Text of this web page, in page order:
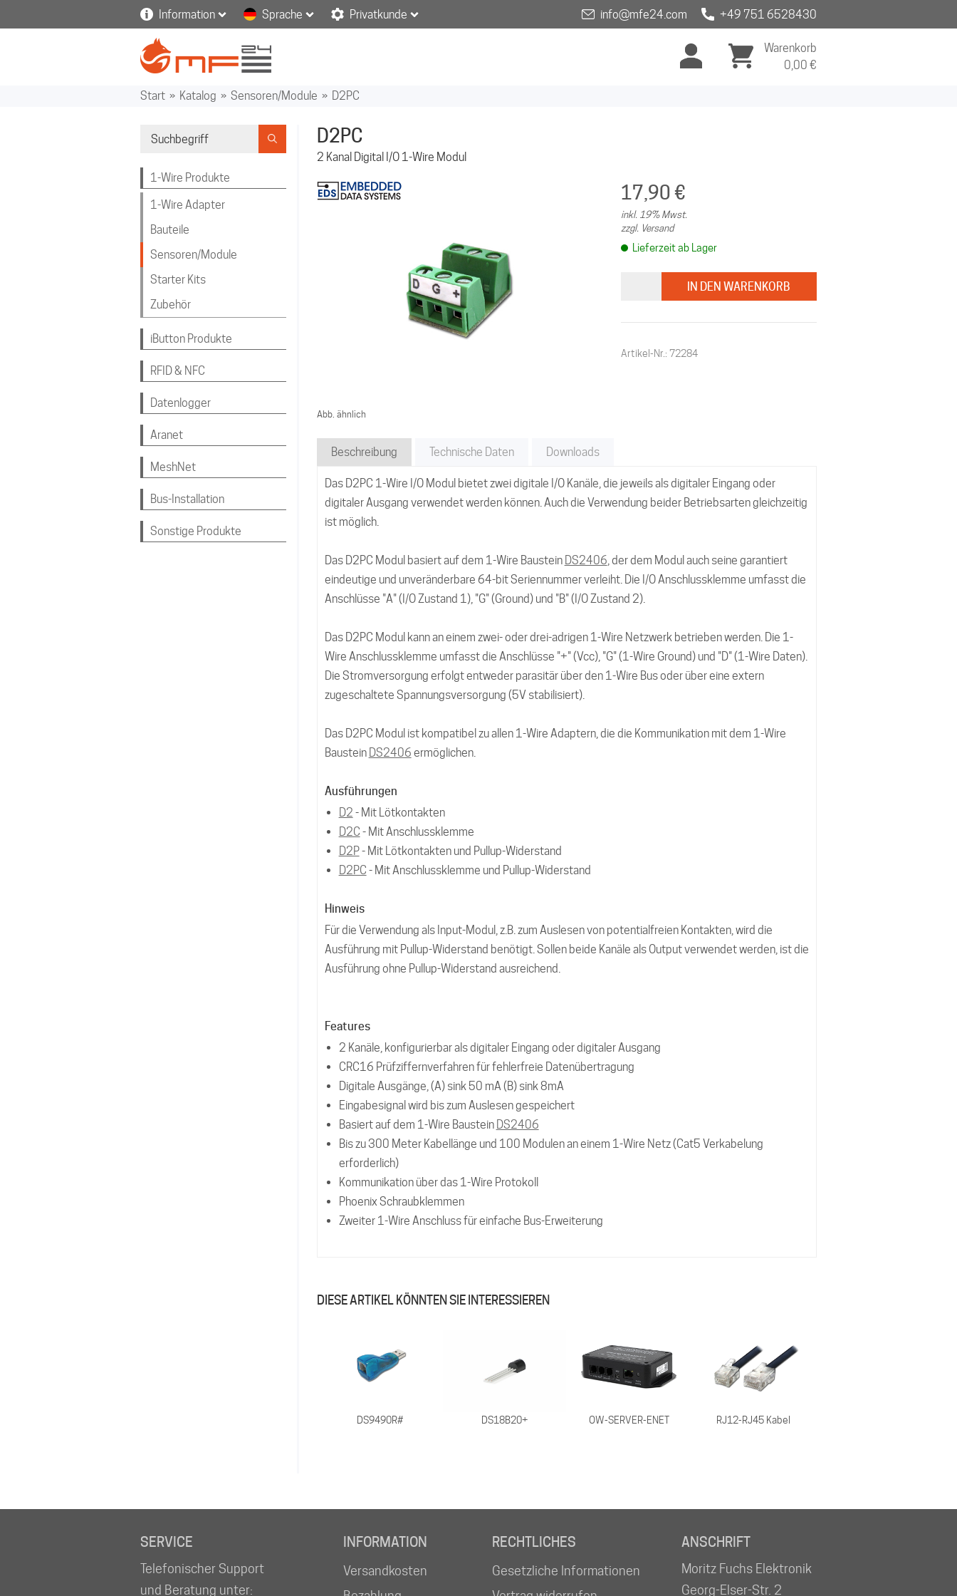
Information Sprache Privatkunde info@mfe24.com +49 751 6528430
Warenkorb
0,00 €
Start » Katalog » Sensoren/Module » D2PC
1-Wire Produkte
1-Wire Adapter
Bauteile
Sensoren/Module
Starter Kits
Zubehör
iButton Produkte
RFID & NFC
Datenlogger
Aranet
MeshNet
Bus-Installation
Sonstige Produkte
D2PC
2 Kanal Digital I/O 1-Wire Modul
Abb. ähnlich
IN DEN WARENKORB
17,90 €
inkl. 19% Mwst.
zzgl. Versand
Lieferzeit ab Lager
Artikel-Nr.: 72284
Beschreibung Technische Daten Downloads
Das D2PC 1-Wire I/O Modul bietet zwei digitale I/O Kanäle, die jeweils als digitaler Eingang oder
digitaler Ausgang verwendet werden können. Auch die Verwendung beider Betriebsarten gleichzeitig
ist möglich.
Das D2PC Modul basiert auf dem 1-Wire Baustein DS2406 , der dem Modul auch seine garantiert
eindeutige und unveränderbare 64-bit Seriennummer verleiht. Die I/O Anschlussklemme umfasst die
Anschlüsse "A" (I/O Zustand 1), "G" (Ground) und "B" (I/O Zustand 2).
Das D2PC Modul kann an einem zwei- oder drei-adrigen 1-Wire Netzwerk betrieben werden. Die 1-
Wire Anschlussklemme umfasst die Anschlüsse "+" (Vcc), "G" (1-Wire Ground) und "D" (1-Wire Daten).
Die Stromversorgung erfolgt entweder parasitär über den 1-Wire Bus oder über eine extern
zugeschaltete Spannungsversorgung (5V stabilisiert).
Das D2PC Modul ist kompatibel zu allen 1-Wire Adaptern, die die Kommunikation mit dem 1-Wire
Baustein DS2406 ermöglichen.
Ausführungen
D2 - Mit Lötkontakten
D2C - Mit Anschlussklemme
D2P- Mit Lötkontakten und Pullup-Widerstand
D2PC - Mit Anschlussklemme und Pullup-Widerstand
Hinweis
Für die Verwendung als Input-Modul, z.B. zum Auslesen von potentialfreien Kontakten, wird die
Ausführung mit Pullup-Widerstand benötigt. Sollen beide Kanäle als Output verwendet werden, ist die
Ausführung ohne Pullup-Widerstand ausreichend.
Features
2 Kanäle, konfigurierbar als digitaler Eingang oder digitaler Ausgang
CRC16 Prüfziffernverfahren für fehlerfreie Datenübertragung
Digitale Ausgänge, (A) sink 50 mA (B) sink 8mA
Eingabesignal wird bis zum Auslesen gespeichert
Basiert auf dem 1-Wire Baustein DS2406
Bis zu 300 Meter Kabellänge und 100 Modulen an einem 1-Wire Netz (Cat5 Verkabelung
erforderlich)
Kommunikation über das 1-Wire Protokoll
Phoenix Schraubklemmen
Zweiter 1-Wire Anschluss für einfache Bus-Erweiterung
DIESE ARTIKEL KÖNNTEN SIE INTERESSIEREN
DS9490R# DS18B20+ OW-SERVER-ENET RJ12-RJ45 Kabel
SERVICE
Telefonischer Support
und Beratung unter:
INFORMATION
Versandkosten
RECHTLICHES
Gesetzliche Informationen
ANSCHRIFT
Moritz Fuchs Elektronik
Georg-Elser-Str. 2